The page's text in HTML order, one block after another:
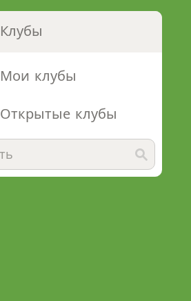
Клубы
Мои клубы
Открытые клубы